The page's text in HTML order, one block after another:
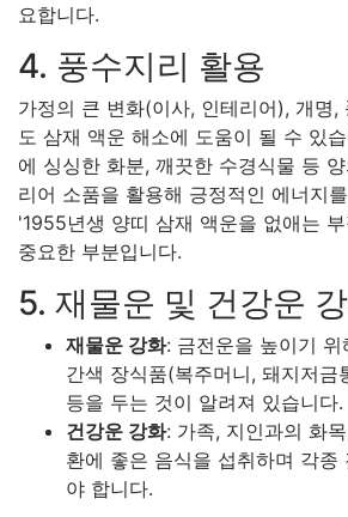
요합니다.
4. 풍수지리 활용
가정의 큰 변화(이사, 인테리어), 개명,
도 삼재 액운 해소에 도움이 될 수 있
에 싱싱한 화분, 깨끗한 수경식물 등
리어 소품을 활용해 긍정적인 에너지
'1955년생 양띠 삼재 액운을 없애는
중요한 부분입니다.
5. 재물운 및 건강운
재물운 강화: 금전운을 높이기
간색 장식품(복주머니, 돼지저금
등을 두는 것이 알려져 있습니다.
건강운 강화: 가족, 지인과의 화
환에 좋은 음식을 섭취하며 각종
야 합니다.